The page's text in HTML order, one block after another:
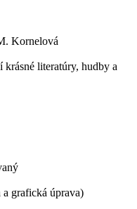
Kornelová
krásné literatúry, hudby a
grafická úprava)